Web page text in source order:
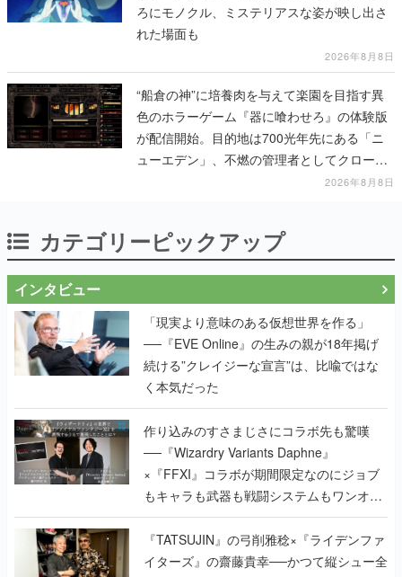
ろにモノクル、ミステリアスな姿が映し出さ
れた場面も
2026年8月8日
“船倉の神”に培養肉を与えて楽園を目指す異
色のホラーゲーム『器に喰わせろ』の体験版
が配信開始。目的地は700光年先にある「ニ
ューエデン」、不燃の管理者としてクローン
人間を増やし、加工して神に捧げる2026年8月8日
カテゴリーピックアップ
インタビュー
「現実より意味のある仮想世界を作る」
──『EVE Online』の生みの親が18年掲げ
続ける”クレイジーな宣言”は、比喩ではな
く本気だった
作り込みのすさまじさにコラボ先も驚嘆
──『Wizardry Variants Daphne』
×『FFXI』コラボが期間限定なのにジョブ
もキャラも武器も戦闘システムもワンオフ
で作り込まれた理由を両ディレクターに聞
く
『TATSUJIN』の弓削雅稔×『ライデンファ
イターズ』の齋藤貴幸──かつて縦シュー全